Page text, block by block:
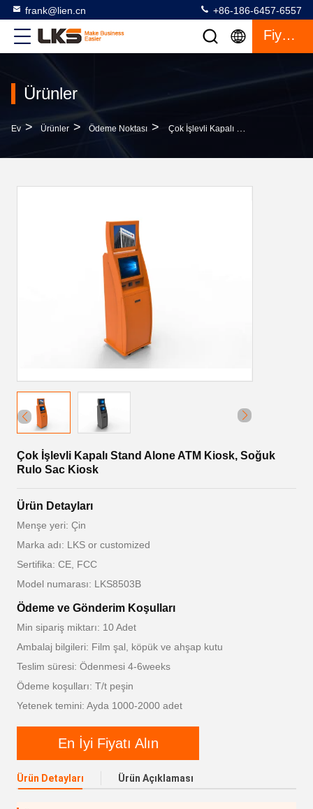
frank@lien.cn +86-186-6457-6557
Fiyat Teklifi
Ürünler
Ev > Ürünler > Ödeme Noktası > Çok İşlevli Kapalı Stand Alone ATM Kiosk, Soğuk Rulo Sac Kiosk
Çok İşlevli Kapalı Stand Alone ATM Kiosk, Soğuk
Rulo Sac Kiosk
Ürün Detayları
Menşe yeri: Çin
Marka adı: LKS or customized
Sertifika: CE, FCC
Model numarası: LKS8503B
Ödeme ve Gönderim Koşulları
Min sipariş miktarı: 10 Adet
Ambalaj bilgileri: Film şal, köpük ve ahşap kutu
Teslim süresi: Ödenmesi 4-6weeks
Ödeme koşulları: T/t peşin
Yetenek temini: Ayda 1000-2000 adet
En İyi Fiyatı Alın
Ürün Detayları Ürün Açıklaması